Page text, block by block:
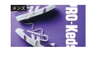
メンズ